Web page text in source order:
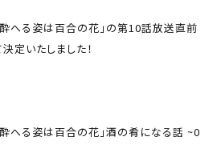
酔へる姿は百合の花」の第10話放送直前
定いたしました！
酔へる姿は百合の花」酒の肴になる話 ~0